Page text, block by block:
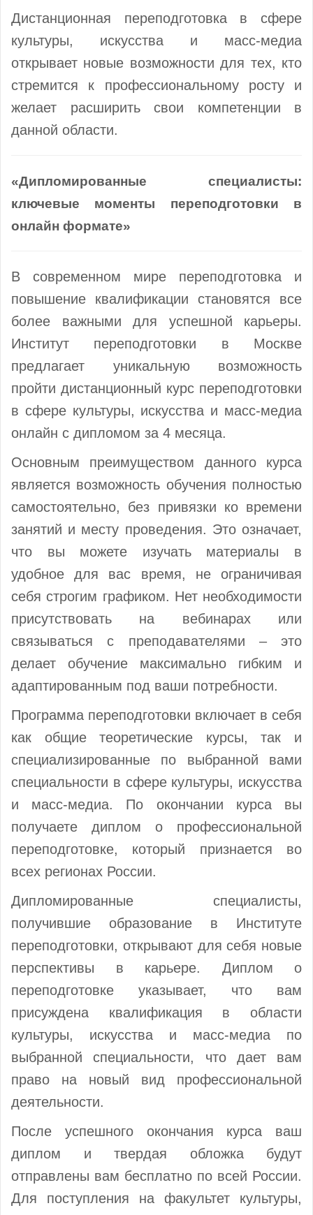
Дистанционная переподготовка в сфере
культуры, искусства и масс-медиа
открывает новые возможности для тех, кто
стремится к профессиональному росту и
желает расширить свои компетенции в
данной области.
«Дипломированные специалисты:
ключевые моменты переподготовки в
онлайн формате»
В современном мире переподготовка и
повышение квалификации становятся все
более важными для успешной карьеры.
Институт переподготовки в Москве
предлагает уникальную возможность
пройти дистанционный курс переподготовки
в сфере культуры, искусства и масс-медиа
онлайн с дипломом за 4 месяца.
Основным преимуществом данного курса
является возможность обучения полностью
самостоятельно, без привязки ко времени
занятий и месту проведения. Это означает,
что вы можете изучать материалы в
удобное для вас время, не ограничивая
себя строгим графиком. Нет необходимости
присутствовать на вебинарах или
связываться с преподавателями – это
делает обучение максимально гибким и
адаптированным под ваши потребности.
Программа переподготовки включает в себя
как общие теоретические курсы, так и
специализированные по выбранной вами
специальности в сфере культуры, искусства
и масс-медиа. По окончании курса вы
получаете диплом о профессиональной
переподготовке, который признается во
всех регионах России.
Дипломированные специалисты,
получившие образование в Институте
переподготовки, открывают для себя новые
перспективы в карьере. Диплом о
переподготовке указывает, что вам
присуждена квалификация в области
культуры, искусства и масс-медиа по
выбранной специальности, что дает вам
право на новый вид профессиональной
деятельности.
После успешного окончания курса ваш
диплом и твердая обложка будут
отправлены вам бесплатно по всей России.
Для поступления на факультет культуры,